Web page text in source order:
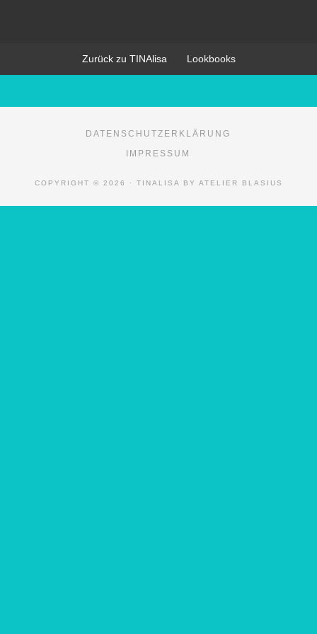
Zurück zu TINAlisa Lookbooks
DATENSCHUTZERKLÄRUNG
IMPRESSUM
COPYRIGHT © 2026 · TINALISA BY ATELIER BLASIUS